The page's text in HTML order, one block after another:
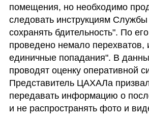
помещения, но необходимо
следовать инструкциям
сохранять бдительность". По
проведено немало перехватов,
единичные попадания". В
проводят оценку оперативной
Представитель ЦАХАЛа
передавать информацию о
и не распространять фото и